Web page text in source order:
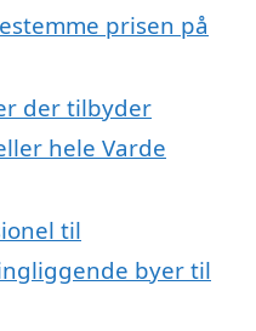
prisen på
der tilbyder
hele Varde
til
byer til